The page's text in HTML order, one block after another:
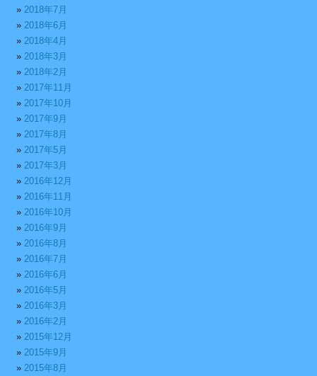
2018年7月
2018年6月
2018年4月
2018年3月
2018年2月
2017年11月
2017年10月
2017年9月
2017年8月
2017年5月
2017年3月
2016年12月
2016年11月
2016年10月
2016年9月
2016年8月
2016年7月
2016年6月
2016年5月
2016年3月
2016年2月
2015年12月
2015年9月
2015年8月